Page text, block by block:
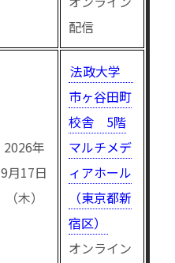
配信
2026年
9月17日
（木）
法政大学
市ヶ谷田町
校舎 5階
マルチメデ
ィアホール
（東京都新
宿区）
オンライン